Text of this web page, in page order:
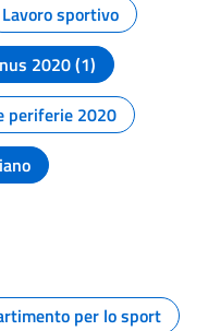
Lavoro sportivo
2020 (1)
periferie 2020
per lo sport